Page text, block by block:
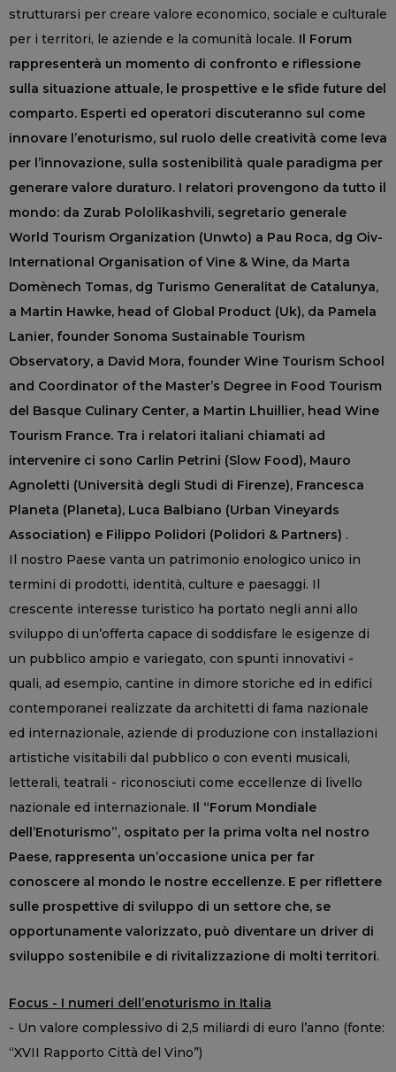
strutturarsi per creare valore economico, sociale e culturale
per i territori, le aziende e la comunità locale. Il Forum
rappresenterà un momento di confronto e riflessione
sulla situazione attuale, le prospettive e le sfide future del
comparto. Esperti ed operatori discuteranno sul come
innovare l’enoturismo, sul ruolo delle creatività come leva
per l’innovazione, sulla sostenibilità quale paradigma per
generare valore duraturo. I relatori provengono da tutto il
mondo: da Zurab Pololikashvili, segretario generale
World Tourism Organization (Unwto) a Pau Roca, dg Oiv-
International Organisation of Vine & Wine, da Marta
Domènech Tomas, dg Turismo Generalitat de Catalunya,
a Martin Hawke, head of Global Product (Uk), da Pamela
Lanier, founder Sonoma Sustainable Tourism
Observatory, a David Mora, founder Wine Tourism School
and Coordinator of the Master’s Degree in Food Tourism
del Basque Culinary Center, a Martin Lhuillier, head Wine
Tourism France. Tra i relatori italiani chiamati ad
intervenire ci sono Carlin Petrini (Slow Food), Mauro
Agnoletti (Università degli Studi di Firenze), Francesca
Planeta (Planeta), Luca Balbiano (Urban Vineyards
Association) e Filippo Polidori (Polidori & Partners) .
Il nostro Paese vanta un patrimonio enologico unico in
termini di prodotti, identità, culture e paesaggi. Il
crescente interesse turistico ha portato negli anni allo
sviluppo di un’offerta capace di soddisfare le esigenze di
un pubblico ampio e variegato, con spunti innovativi -
quali, ad esempio, cantine in dimore storiche ed in edifici
contemporanei realizzate da architetti di fama nazionale
ed internazionale, aziende di produzione con installazioni
artistiche visitabili dal pubblico o con eventi musicali,
letterali, teatrali - riconosciuti come eccellenze di livello
nazionale ed internazionale. Il “Forum Mondiale
dell’Enoturismo”, ospitato per la prima volta nel nostro
Paese, rappresenta un’occasione unica per far
conoscere al mondo le nostre eccellenze. E per riflettere
sulle prospettive di sviluppo di un settore che, se
opportunamente valorizzato, può diventare un driver di
sviluppo sostenibile e di rivitalizzazione di molti territori.
Focus - I numeri dell’enoturismo in Italia
- Un valore complessivo di 2,5 miliardi di euro l’anno (fonte:
“XVII Rapporto Città del Vino”)